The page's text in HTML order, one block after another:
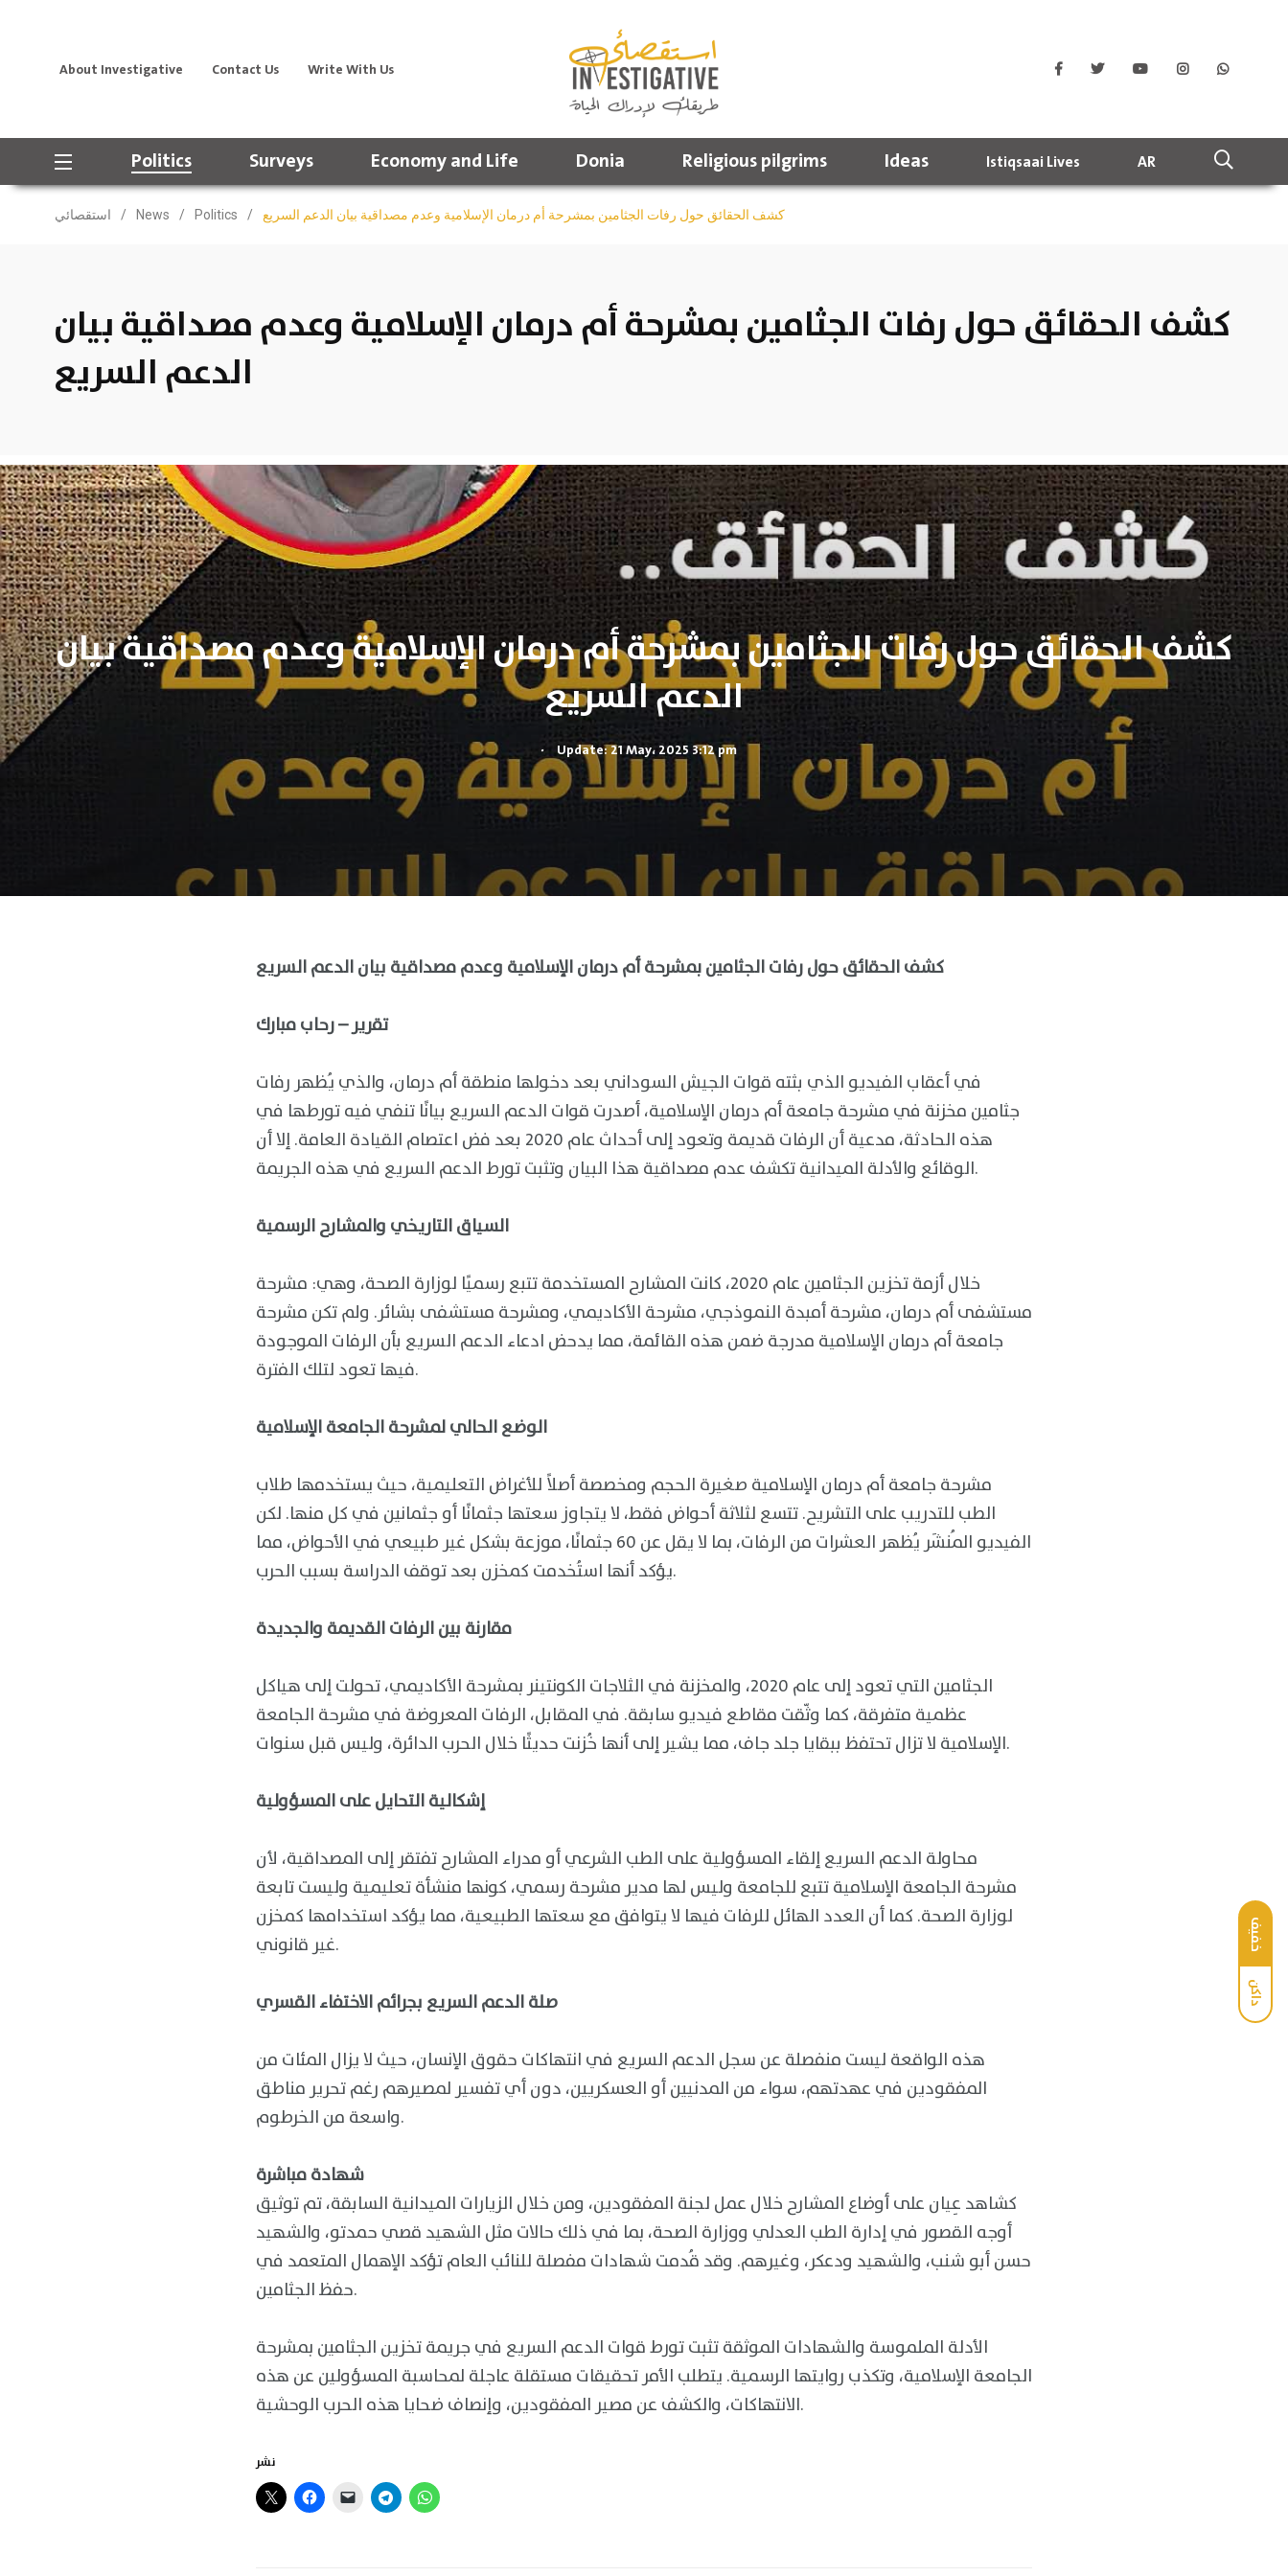
خفيف
داكن
About Investigative Contact Us Write With Us
Politics Surveys Economy and Life Donia Religious pilgrims Ideas Istiqsaai Lives AR
استقصائي / News / Politics / كشف الحقائق حول رفات الجثامين بمشرحة أم درمان الإسلامية وعدم مصداقية بيان الدعم السريع
كشف الحقائق حول رفات الجثامين بمشرحة أم درمان الإسلامية وعدم مصداقية بيان
الدعم السريع
كشف الحقائق حول رفات الجثامين بمشرحة أم درمان الإسلامية وعدم مصداقية بيان
الدعم السريع
. Update: 21 May، 2025 3:12 pm
تقرير – رحاب مبارك
في أعقاب الفيديو الذي بثته قوات الجيش السوداني بعد دخولها منطقة أم درمان، والذي يُظهر رفات
جثامين مخزنة في مشرحة جامعة أم درمان الإسلامية، أصدرت قوات الدعم السريع بيانًا تنفي فيه تورطها في
هذه الحادثة، مدعية أن الرفات قديمة وتعود إلى أحداث عام 2020 بعد فض اعتصام القيادة العامة. إلا أن
الوقائع والأدلة الميدانية تكشف عدم مصداقية هذا البيان وتثبت تورط الدعم السريع في هذه الجريمة.
السياق التاريخي والمشارح الرسمية
خلال أزمة تخزين الجثامين عام 2020، كانت المشارح المستخدمة تتبع رسميًا لوزارة الصحة، وهي: مشرحة
مستشفى أم درمان، مشرحة أمبدة النموذجي، مشرحة الأكاديمي، ومشرحة مستشفى بشائر. ولم تكن مشرحة
جامعة أم درمان الإسلامية مدرجة ضمن هذه القائمة، مما يدحض ادعاء الدعم السريع بأن الرفات الموجودة
فيها تعود لتلك الفترة.
الوضع الحالي لمشرحة الجامعة الإسلامية
مشرحة جامعة أم درمان الإسلامية صغيرة الحجم ومخصصة أصلاً للأغراض التعليمية، حيث يستخدمها طلاب
الطب للتدريب على التشريح. تتسع لثلاثة أحواض فقط، لا يتجاوز سعتها جثمانًا أو جثمانين في كل منها. لكن
الفيديو المُنشَر يُظهر العشرات من الرفات، بما لا يقل عن 60 جثمانًا، موزعة بشكل غير طبيعي في الأحواض، مما
يؤكد أنها استُخدمت كمخزن بعد توقف الدراسة بسبب الحرب.
مقارنة بين الرفات القديمة والجديدة
الجثامين التي تعود إلى عام 2020، والمخزنة في الثلاجات الكونتينر بمشرحة الأكاديمي، تحولت إلى هياكل
عظمية متفرقة، كما وثّقت مقاطع فيديو سابقة. في المقابل، الرفات المعروضة في مشرحة الجامعة
الإسلامية لا تزال تحتفظ ببقايا جلد جاف، مما يشير إلى أنها خُزنت حديثًا خلال الحرب الدائرة، وليس قبل سنوات.
إشكالية التحايل على المسؤولية
محاولة الدعم السريع إلقاء المسؤولية على الطب الشرعي أو مدراء المشارح تفتقر إلى المصداقية، لأن
مشرحة الجامعة الإسلامية تتبع للجامعة وليس لها مدير مشرحة رسمي، كونها منشأة تعليمية وليست تابعة
لوزارة الصحة. كما أن العدد الهائل للرفات فيها لا يتوافق مع سعتها الطبيعية، مما يؤكد استخدامها كمخزن
غير قانوني.
صلة الدعم السريع بجرائم الاختفاء القسري
هذه الواقعة ليست منفصلة عن سجل الدعم السريع في انتهاكات حقوق الإنسان، حيث لا يزال المئات من
المفقودين في عهدتهم، سواء من المدنيين أو العسكريين، دون أي تفسير لمصيرهم رغم تحرير مناطق
واسعة من الخرطوم.
شهادة مباشرة
كشاهد عِيان على أوضاع المشارح خلال عمل لجنة المفقودين، ومن خلال الزيارات الميدانية السابقة، تم توثيق
أوجه القصور في إدارة الطب العدلي ووزارة الصحة، بما في ذلك حالات مثل الشهيد قصي حمدتو، والشهيد
حسن أبو شنب، والشهيد ودعكر، وغيرهم. وقد قُدمت شهادات مفصلة للنائب العام تؤكد الإهمال المتعمد في
حفظ الجثامين.
الأدلة الملموسة والشهادات الموثقة تثبت تورط قوات الدعم السريع في جريمة تخزين الجثامين بمشرحة
الجامعة الإسلامية، وتكذب روايتها الرسمية. يتطلب الأمر تحقيقات مستقلة عاجلة لمحاسبة المسؤولين عن هذه
الانتهاكات، والكشف عن مصير المفقودين، وإنصاف ضحايا هذه الحرب الوحشية.
نشر